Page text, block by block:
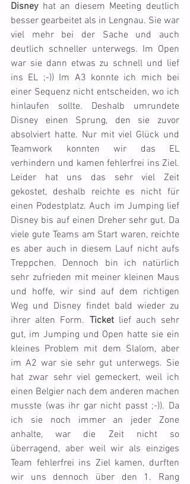
Disney hat an diesem Meeting deutlich
besser gearbeitet als in Lengnau. Sie war
viel mehr bei der Sache und auch
deutlich schneller unterwegs. Im Open
war sie dann etwas zu schnell und lief
ins EL ;-)) Im A3 konnte ich mich bei
einer Sequenz nicht entscheiden, wo ich
hinlaufen sollte. Deshalb umrundete
Disney einen Sprung, den sie zuvor
absolviert hatte. Nur mit viel Glück und
Teamwork konnten wir das EL
verhindern und kamen fehlerfrei ins Ziel.
Leider hat uns das sehr viel Zeit
gekostet, deshalb reichte es nicht für
einen Podestplatz. Auch im Jumping lief
Disney bis auf einen Dreher sehr gut. Da
viele gute Teams am Start waren, reichte
es aber auch in diesem Lauf nicht aufs
Treppchen. Dennoch bin ich natürlich
sehr zufrieden mit meiner kleinen Maus
und hoffe, wir sind auf dem richtigen
Weg und Disney findet bald wieder zu
ihrer alten Form. Ticket lief auch sehr
gut, im Jumping und Open hatte sie ein
kleines Problem mit dem Slalom, aber
im A2 war sie sehr gut unterwegs. Sie
hat zwar sehr viel gemeckert, weil ich
einen Belgier nach dem anderen machen
musste (was ihr gar nicht passt ;-)). Da
ich sie noch immer an jeder Zone
anhalte, war die Zeit nicht so
überragend, aber weil wir als einziges
Team fehlerfrei ins Ziel kamen, durften
wir uns dennoch über den 1. Rang